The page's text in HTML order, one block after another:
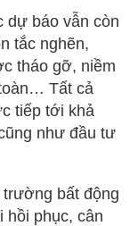
dự báo vẫn còn
tắc nghẽn,
tháo gỡ, niềm
Tất cả
tiếp tới khả
như đầu tư
bất động
hồi phục, cân